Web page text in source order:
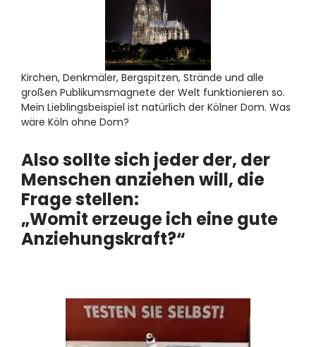
Kirchen, Denkmäler, Bergspitzen, Strände und alle
großen Publikumsmagnete der Welt funktionieren so.
Mein Lieblingsbeispiel ist natürlich der Kölner Dom. Was
wäre Köln ohne Dom?
Also sollte sich jeder der, der
Menschen anziehen will, die
Frage stellen:
„Womit erzeuge ich eine gute
Anziehungskraft?“